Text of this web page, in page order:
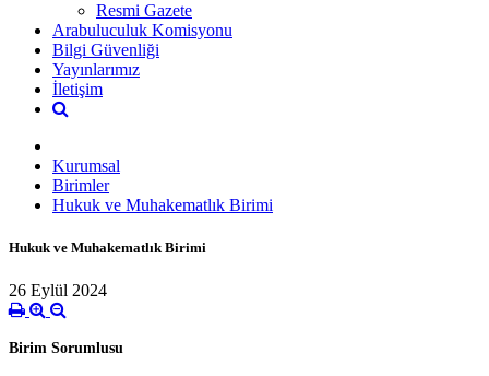
Resmi Gazete
Arabuluculuk Komisyonu
Bilgi Güvenliği
Yayınlarımız
İletişim
Kurumsal
Birimler
Hukuk ve Muhakematlık Birimi
Hukuk ve Muhakematlık Birimi
26 Eylül 2024
Birim Sorumlusu